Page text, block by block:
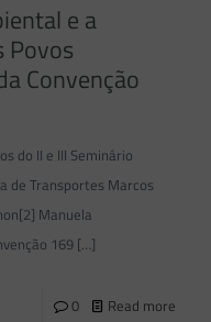
e a
Povos
Convenção
do II e III Seminário
de Transportes Marcos
Manuela
169[…]
0 Read more